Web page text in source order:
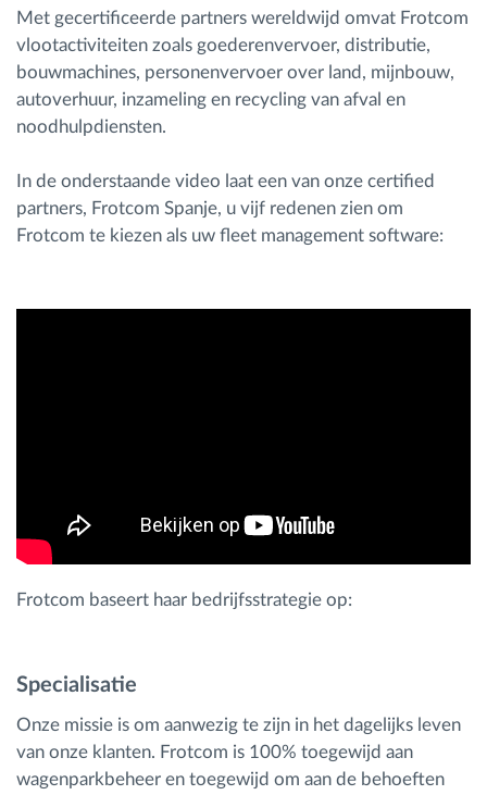
oplossen
Besparingscalculator
Met gecertificeerde partners wereldwijd omvat Frotcom
vlootactiviteiten zoals goederenvervoer, distributie,
bouwmachines, personenvervoer over land, mijnbouw,
autoverhuur, inzameling en recycling van afval en
noodhulpdiensten.
In de onderstaande video laat een van onze certified
partners, Frotcom Spanje, u vijf redenen zien om
Frotcom te kiezen als uw fleet management software:
Frotcom baseert haar bedrijfsstrategie op:
Specialisatie
Onze missie is om aanwezig te zijn in het dagelijks leven
van onze klanten. Frotcom is 100% toegewijd aan
wagenparkbeheer en toegewijd om aan de behoeften